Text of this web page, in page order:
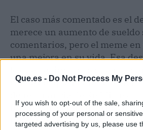
Que.es - Do Not Process My
If you wish to opt-out of the sale,
processing of your personal or
targeted advertising by us, please use
El caso más comentado es el
merece un aumento de sueldo
comentarios, pero el meme
una mejora en su vida. Esa
lo que pedimos y lo que nos
chiste del que nadie sale bien
funcionan como un grito
necesidad de firmarlo.